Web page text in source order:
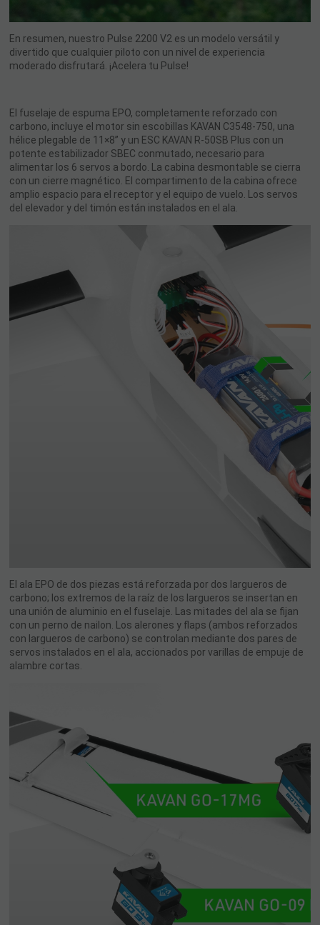
En resumen, nuestro Pulse 2200 V2 es un modelo versátil y
divertido que cualquier piloto con un nivel de experiencia
moderado disfrutará. ¡Acelera tu Pulse!
El fuselaje de espuma EPO, completamente reforzado con
carbono, incluye el motor sin escobillas KAVAN C3548-750, una
hélice plegable de 11×8” y un ESC KAVAN R-50SB Plus con un
potente estabilizador SBEC conmutado, necesario para
alimentar los 6 servos a bordo. La cabina desmontable se cierra
con un cierre magnético. El compartimento de la cabina ofrece
amplio espacio para el receptor y el equipo de vuelo. Los servos
del elevador y del timón están instalados en el ala.
El ala EPO de dos piezas está reforzada por dos largueros de
carbono; los extremos de la raíz de los largueros se insertan en
una unión de aluminio en el fuselaje. Las mitades del ala se fijan
con un perno de nailon. Los alerones y flaps (ambos reforzados
con largueros de carbono) se controlan mediante dos pares de
servos instalados en el ala, accionados por varillas de empuje de
alambre cortas.